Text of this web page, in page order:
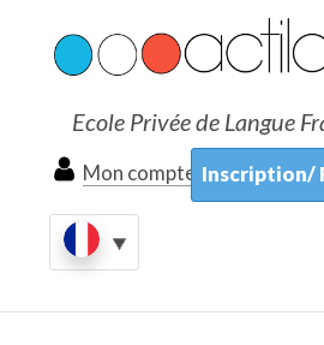
Ecole Privée de Langue
Mon compte Inscription/